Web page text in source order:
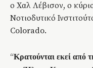
ο Χαλ Λέβισον, ο
Νοτιοδυτικό
Colorado.
“Κρατούνται εκεί από